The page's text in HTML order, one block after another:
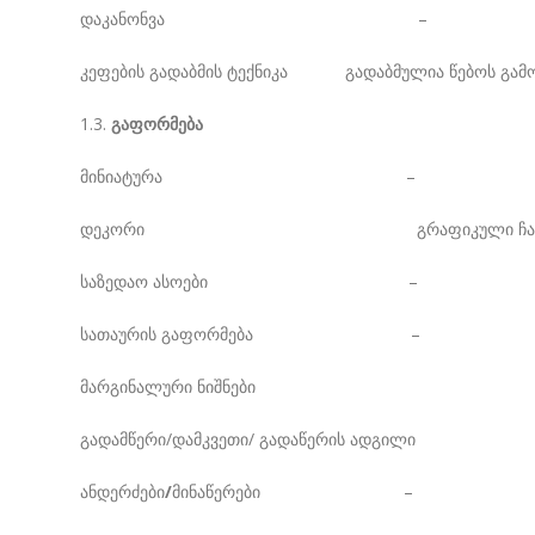
დაკანონვა –
კეფების გადაბმის ტექნიკა გადაბმულია წებოს
1.3. გაფორმება
მინიატურა –
დეკორი გრაფიკული
საზედაო ასოები –
სათაურის გაფორმება –
მარგინალური ნიშნები
გადამწერი/დამკვეთი/ გადაწერის ადგილი
ანდერძები/მინაწერები –